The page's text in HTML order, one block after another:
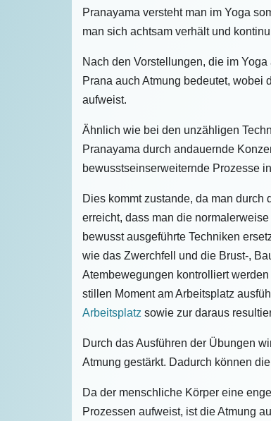
Pranayama versteht man im Yoga
man sich achtsam verhält und
Nach den Vorstellungen, die im
Prana auch Atmung bedeutet, wobei
aufweist.
Ähnlich wie bei den unzähligen
Pranayama durch andauernde
bewusstseinserweiternde Prozesse
Dies kommt zustande, da man
erreicht, dass man die
bewusst ausgeführte Techniken
wie das Zwerchfell und die Brust-,
Atembewegungen kontrolliert
stillen Moment am Arbeitsplatz
Arbeitsplatz sowie zur daraus
Durch das Ausführen der Übungen
Atmung gestärkt. Dadurch können
Da der menschliche Körper eine
Prozessen aufweist, ist die Atmung